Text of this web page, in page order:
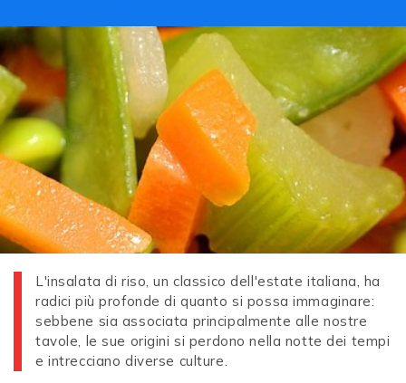
L'insalata di riso, un classico dell'estate italiana, ha
radici più profonde di quanto si possa immaginare:
sebbene sia associata principalmente alle nostre
tavole, le sue origini si perdono nella notte dei tempi
e intrecciano diverse culture.